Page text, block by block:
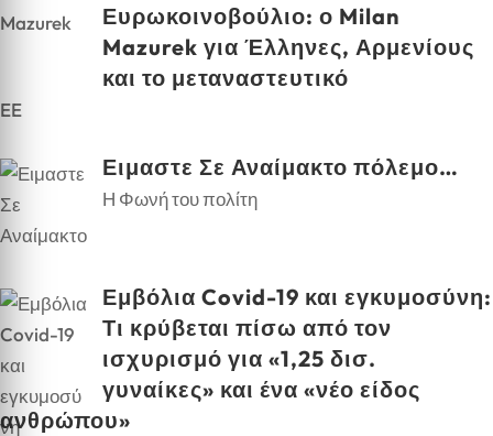
Ευρωκοινοβούλιο: ο Milan
Mazurek για Έλληνες, Αρμενίους
και το μεταναστευτικό
EE
Ειμαστε Σε Αναίμακτο πόλεμο…
Η Φωνή του πολίτη
Εμβόλια Covid-19 και εγκυμοσύνη:
Τι κρύβεται πίσω από τον
ισχυρισμό για «1,25 δισ.
γυναίκες» και ένα «νέο είδος
ανθρώπου»